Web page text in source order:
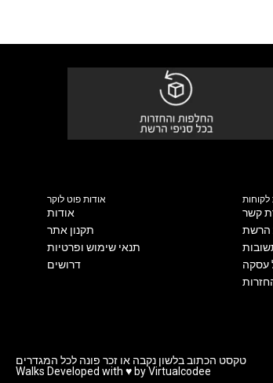
אודות פוט לוקר
אודות
תקנון אתר
תנאי שימוש ופרטיות
דרושים
לקוחות
קשר
הרשת
עסקה
טקסט הכתוב בלשון נקבה או זכר פונה לכל המגדרים
Walks Developed with ♥ by Virtualcodee